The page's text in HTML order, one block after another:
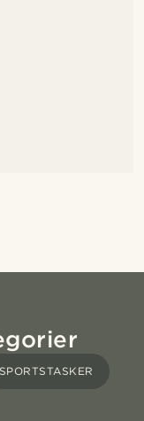
SPORTSTASKER